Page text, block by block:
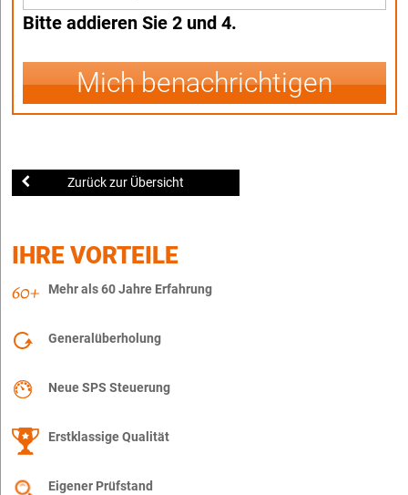
Bitte addieren Sie 2 und 4.
Mich benachrichtigen
Zurück zur Übersicht
IHRE VORTEILE
Mehr als 60 Jahre Erfahrung
Generalüberholung
Neue SPS Steuerung
Erstklassige Qualität
Eigener Prüfstand